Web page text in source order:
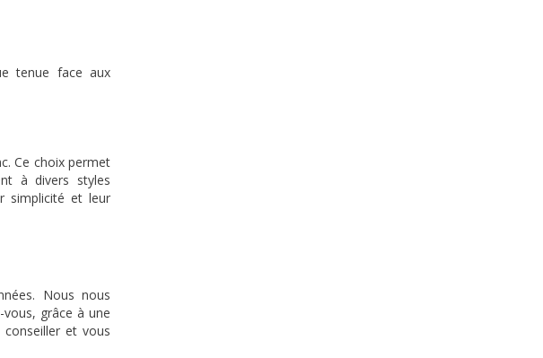
tenue face aux
Ce choix permet
à divers styles
simplicité et leur
Nous nous
grâce à une
et vous